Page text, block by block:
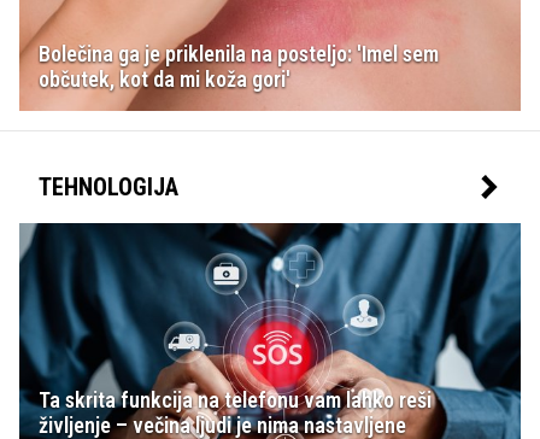
Bolečina ga je priklenila na posteljo: 'Imel sem
občutek, kot da mi koža gori'
TEHNOLOGIJA
Ta skrita funkcija na telefonu vam lahko reši
življenje – večina ljudi je nima nastavljene